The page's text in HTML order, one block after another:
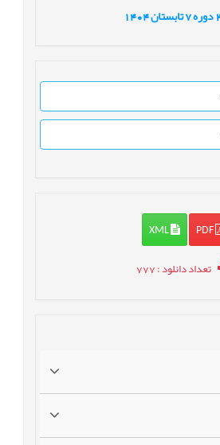
دوره7 تابستان1404
PDF
XML
تعداد دانلود: 777